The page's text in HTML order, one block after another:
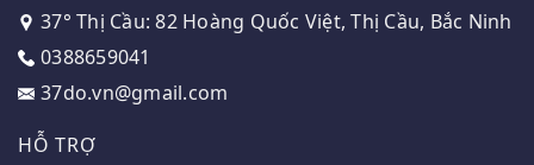
37° Thị Cầu: 82 Hoàng Quốc Việt, Thị Cầu, Bắc Ninh
0388659041
37do.vn@gmail.com
HỖ TRỢ